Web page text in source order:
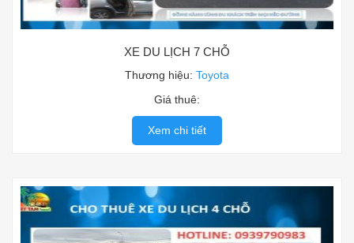
XE DU LỊCH 7 CHỖ
Thương hiệu: Toyota
Giá thuê:
Xem chi tiết